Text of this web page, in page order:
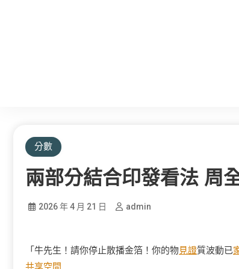
分數
兩部分結合印發看法 周
2026 年 4 月 21 日 admin
「牛先生！請你停止散播金箔！你的物見證質波動已
共享空間